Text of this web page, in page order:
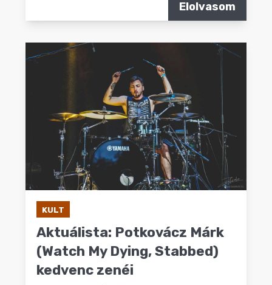
Elolvasom
KULT
Aktuálista: Potkovácz Márk
(Watch My Dying, Stabbed)
kedvenc zenéi